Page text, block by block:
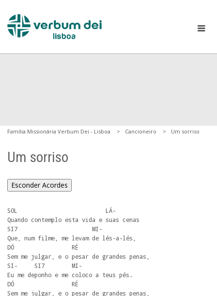
Família Missionária Verbum Dei - Lisboa Cancioneiro Um sorriso
Um sorriso
Esconder Acordes
SOL                          LÁ-
Quando contemplo esta vida e suas cenas
SI7                      MI-
Que, num filme, me levam de lés-a-lés,
DÓ                 RÉ
Sem me julgar, e o pesar de grandes penas,
SI-     SI7        MI-
Eu me deponho e me coloco a teus pés.
DÓ                 RÉ
Sem me julgar, e o pesar de grandes penas,